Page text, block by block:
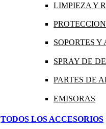
LIMPIEZA Y
SOPORTES Y
SPRAY DE
PARTES DE
EMISORAS
TODOS LOS ACCESORIOS